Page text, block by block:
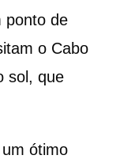
ponto de
o Cabo
sol, que
ótimo